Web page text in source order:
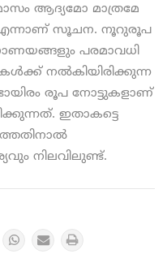
ആദ്യമോ മാത്രമേ
സൂചന. നൂറുരൂപ
പരമാവധി
നൽകിയിരിക്കുന്ന
രൂപ നോട്ടുകളാണ്
ഇതാകട്ടെ
നിലവിലുണ്ട്.